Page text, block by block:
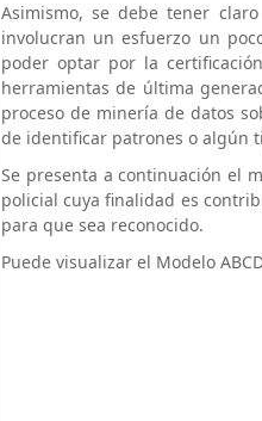
Asimismo, se debe tener
involucran un esfuerzo un
poder optar por la
herramientas de última
proceso de minería de datos
de identificar patrones o algún
Se presenta a continuación el
policial cuya finalidad es
para que sea reconocido.
Puede visualizar el Modelo